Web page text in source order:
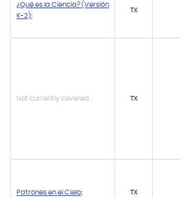
¿Qué es la Ciencia? (Versión
K-2);
TX
Not currently covered. TX
Patrones en el Cielo; TX